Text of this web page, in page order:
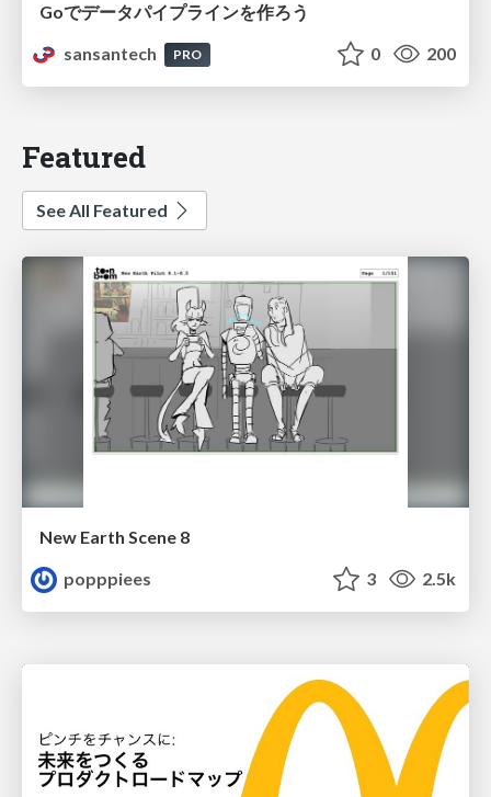
Goでデータパイプラインを作ろう
sansantech
PRO 0 200
Featured
See All Featured
New Earth Scene 8
popppiees
3 2.5k